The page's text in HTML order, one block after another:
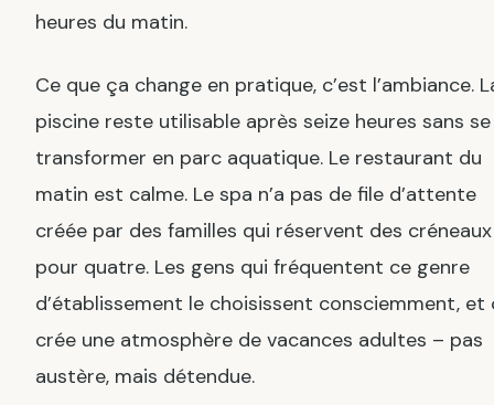
heures du matin.
Ce que ça change en pratique, c’est l’ambiance.
piscine reste utilisable après seize heures sans se
transformer en parc aquatique. Le restaurant du
matin est calme. Le spa n’a pas de file d’attente
créée par des familles qui réservent des créneaux
pour quatre. Les gens qui fréquentent ce genre
d’établissement le choisissent consciemment, et
crée une atmosphère de vacances adultes – pas
austère, mais détendue.